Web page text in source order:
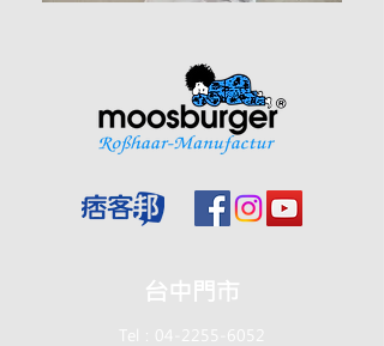
台中門市
Tel：04-2255-6052